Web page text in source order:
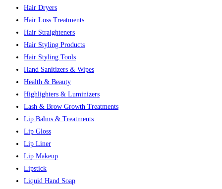
Hair Dryers
Hair Loss Treatments
Hair Straighteners
Hair Styling Products
Hair Styling Tools
Hand Sanitizers & Wipes
Health & Beauty
Highlighters & Luminizers
Lash & Brow Growth Treatments
Lip Balms & Treatments
Lip Gloss
Lip Liner
Lip Makeup
Lipstick
Liquid Hand Soap